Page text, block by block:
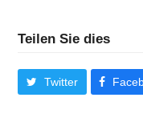
Teilen Sie dies
Twitter